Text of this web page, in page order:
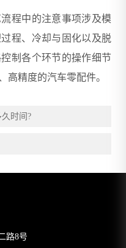
流程中的注意事项涉及模
程、冷却与固化以及脱
制各个环节的操作细节
高精度的汽车零配件。
时间?
路8号